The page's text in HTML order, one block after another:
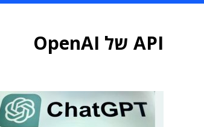
API של OpenAI